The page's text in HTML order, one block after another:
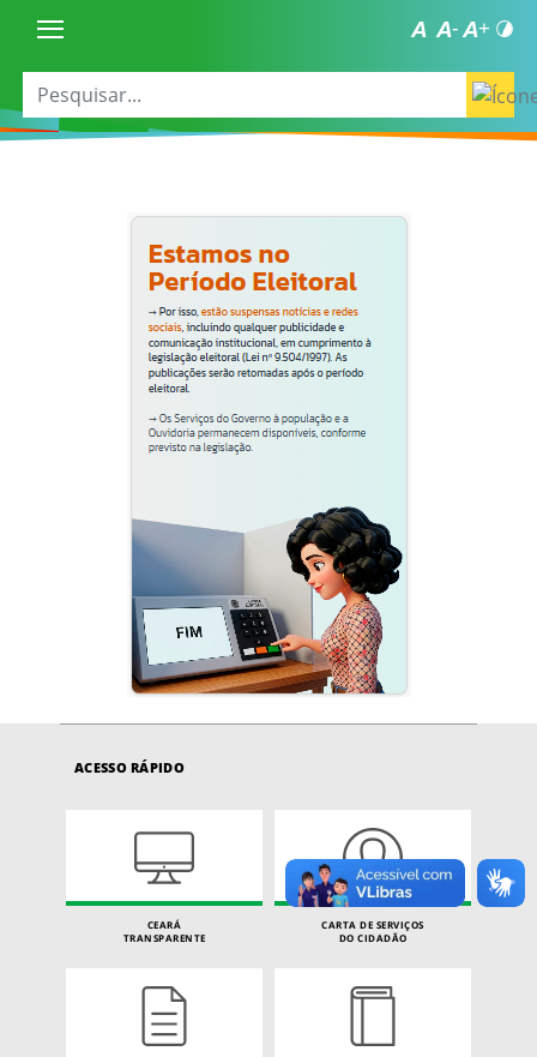
ACESSO RÁPIDO
CEARÁ
TRANSPARENTE
CARTA DE SERVIÇOS
DO CIDADÃO